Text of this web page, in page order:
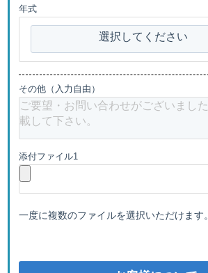
年式
選択してください
その他（入力自由）
添付ファイル1
一度に複数のファイルを選択いただけます。